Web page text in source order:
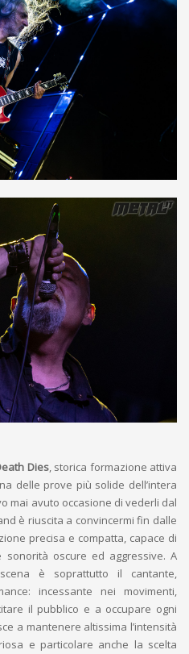
Dies, storica formazione attiva
delle prove più solide dell’intera
mai avuto occasione di vederli dal
è riuscita a convincermi fin dalle
precisa e compatta, capace di
oscure ed aggressive. A
è soprattutto il cantante,
incessante nei movimenti,
il pubblico e a occupare ogni
a mantenere altissima l’intensità
e particolare anche la scelta